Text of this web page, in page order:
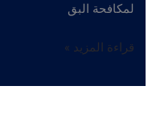
لمكافحة البق
ابادة
قراءة المزيد »